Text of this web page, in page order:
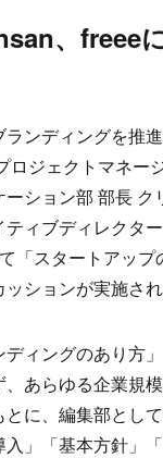
、freee
ンディングを推
ロジェクトマネー
ション部 部長
ティブディレクタ
「スタートアッ
ションが実施され
ィングのあり方
、あらゆる企業規
とに、編集部とし
」「基本方針」